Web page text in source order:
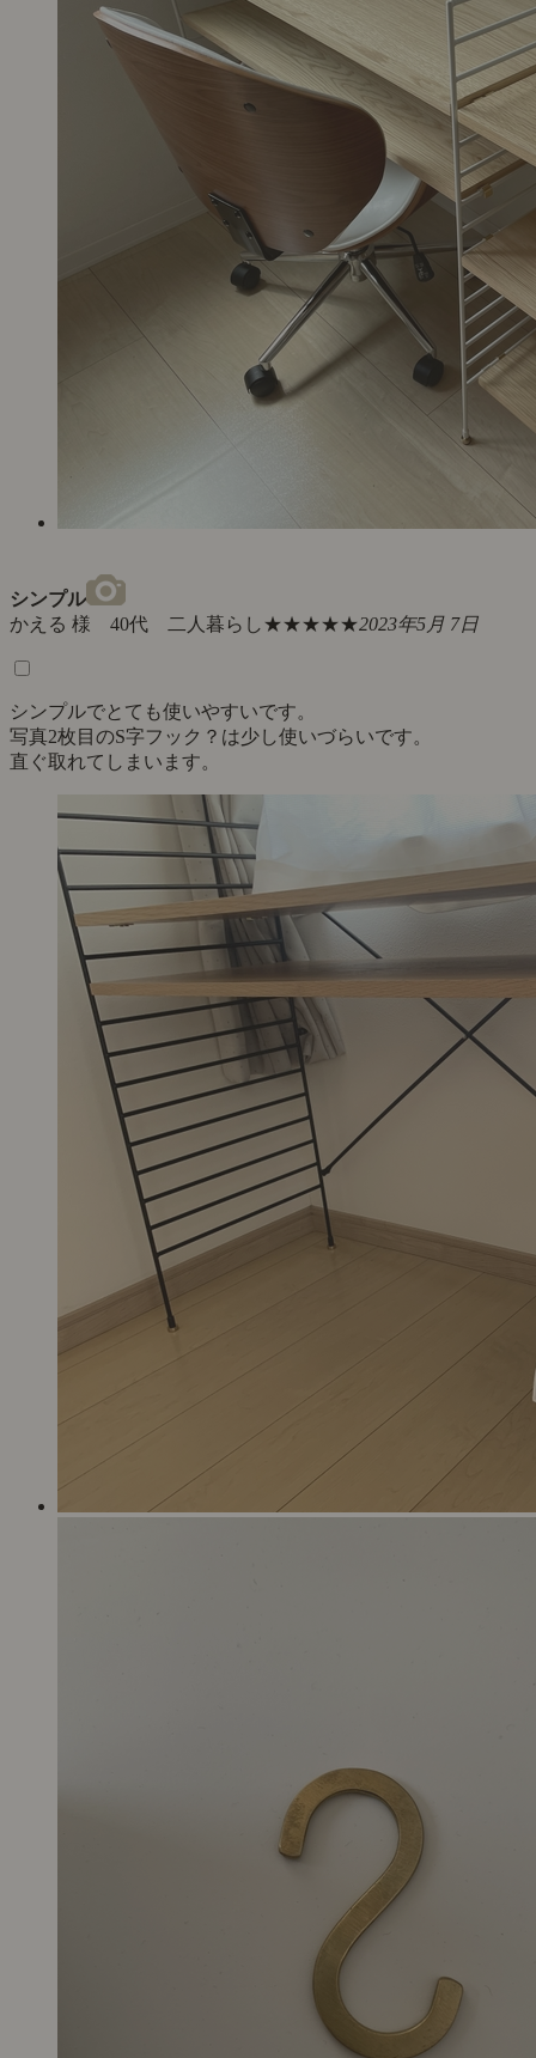
シンプル
かえる 様 40代 二人暮らし★★★★★2023年5月 7日
シンプルでとても使いやすいです。
写真2枚目のS字フック？は少し使いづらいです。
直ぐ取れてしまいます。